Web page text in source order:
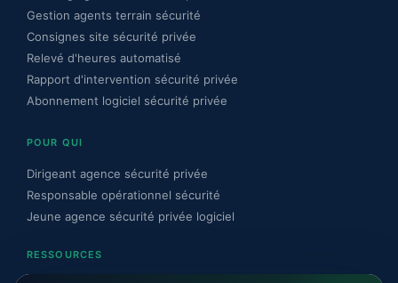
Gestion agents terrain sécurité
Consignes site sécurité privée
Relevé d'heures automatisé
Rapport d'intervention sécurité privée
Abonnement logiciel sécurité privée
POUR QUI
Dirigeant agence sécurité privée
Responsable opérationnel sécurité
Jeune agence sécurité privée logiciel
RESSOURCES